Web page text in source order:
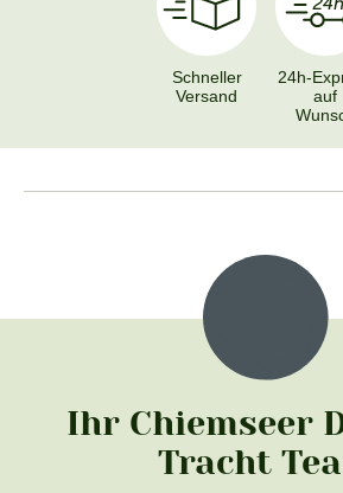
Schneller
Versand
24h-
auf
Ihr Chiemseer
Tracht